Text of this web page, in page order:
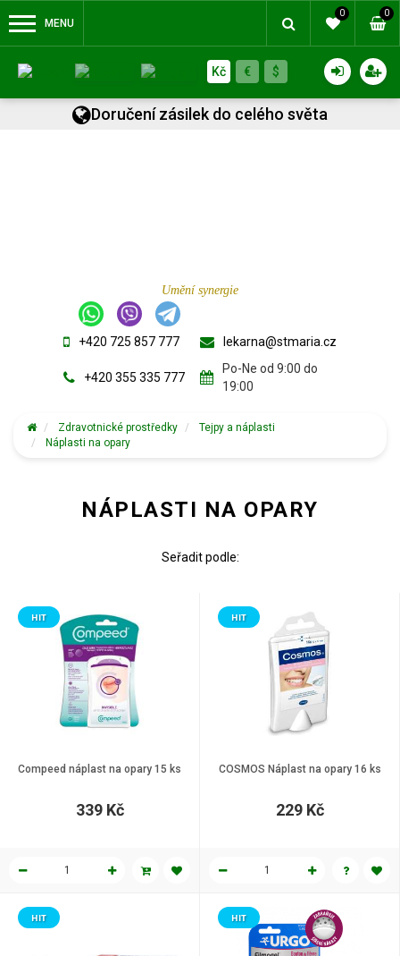
MENU
0 0
Kč € $
Doručení zásilek do celého světa
Umění synergie
+420 725 857 777
+420 355 335 777
lekarna@stmaria.cz
Po-Ne od 9:00 do
19:00
Zdravotnické prostředky
Tejpy a náplasti
Náplasti na opary
NÁPLASTI NA OPARY
Seřadit podle:
Compeed náplast na opary 15 ks
HIT
339 Kč
COSMOS Náplast na opary 16 ks
HIT
229 Kč
HIT HIT